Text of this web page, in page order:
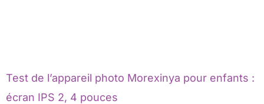
Test de l’appareil photo Morexinya pour enfants :
écran IPS 2, 4 pouces